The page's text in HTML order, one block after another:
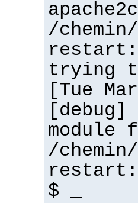
/
trying
[Tue
[debug]
module
/
$ _